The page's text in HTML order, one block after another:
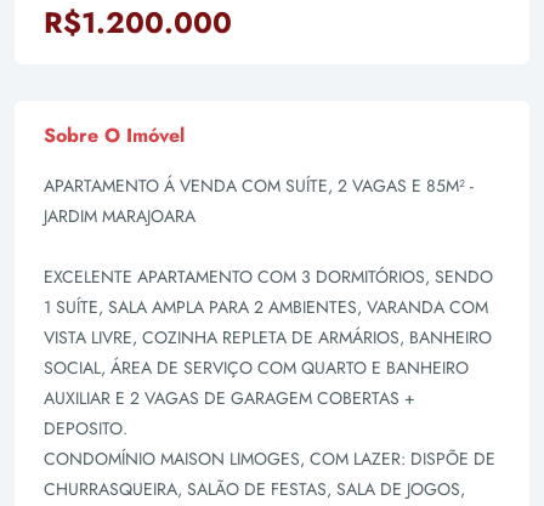
R$1.200.000
Sobre O Imóvel
APARTAMENTO Á VENDA COM SUÍTE, 2 VAGAS E 85M² -
JARDIM MARAJOARA
EXCELENTE APARTAMENTO COM 3 DORMITÓRIOS, SENDO
1 SUÍTE, SALA AMPLA PARA 2 AMBIENTES, VARANDA COM
VISTA LIVRE, COZINHA REPLETA DE ARMÁRIOS, BANHEIRO
SOCIAL, ÁREA DE SERVIÇO COM QUARTO E BANHEIRO
AUXILIAR E 2 VAGAS DE GARAGEM COBERTAS +
DEPOSITO.
CONDOMÍNIO MAISON LIMOGES, COM LAZER: DISPÕE DE
CHURRASQUEIRA, SALÃO DE FESTAS, SALA DE JOGOS,